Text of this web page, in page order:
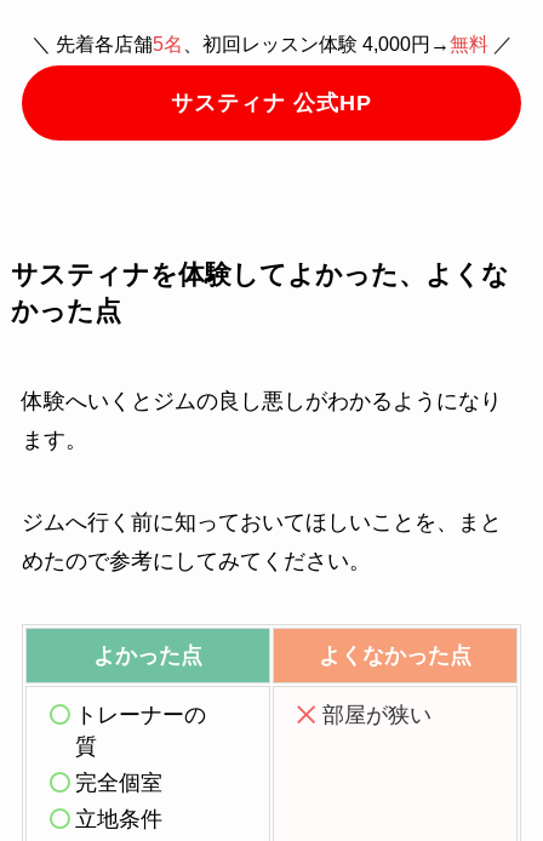
＼ 先着各店舗5名 、初回レッスン体験 4,000円→無料／
サスティナ 公式HP
サスティナを体験してよかった、よくな
かった点
体験へいくとジムの良し悪しがわかるようになり
ます。
ジムへ行く前に知っておいてほしいことを、まと
めたので参考にしてみてください。
よかった点 よくなかった点
トレーナーの
質
完全個室
立地条件
部屋が狭い